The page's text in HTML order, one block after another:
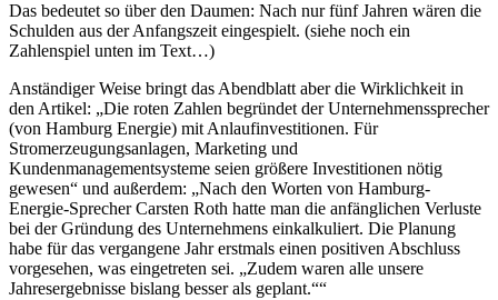
Das bedeutet so über den Daumen: Nach nur fünf Jahren wären die
Schulden aus der Anfangszeit eingespielt. (siehe noch ein
Zahlenspiel unten im Text…)
Anständiger Weise bringt das Abendblatt aber die Wirklichkeit in
den Artikel: „Die roten Zahlen begründet der Unternehmenssprecher
(von Hamburg Energie) mit Anlaufinvestitionen. Für
Stromerzeugungsanlagen, Marketing und
Kundenmanagementsysteme seien größere Investitionen nötig
gewesen“ und außerdem: „Nach den Worten von Hamburg-
Energie-Sprecher Carsten Roth hatte man die anfänglichen Verluste
bei der Gründung des Unternehmens einkalkuliert. Die Planung
habe für das vergangene Jahr erstmals einen positiven Abschluss
vorgesehen, was eingetreten sei. „Zudem waren alle unsere
Jahresergebnisse bislang besser als geplant.““